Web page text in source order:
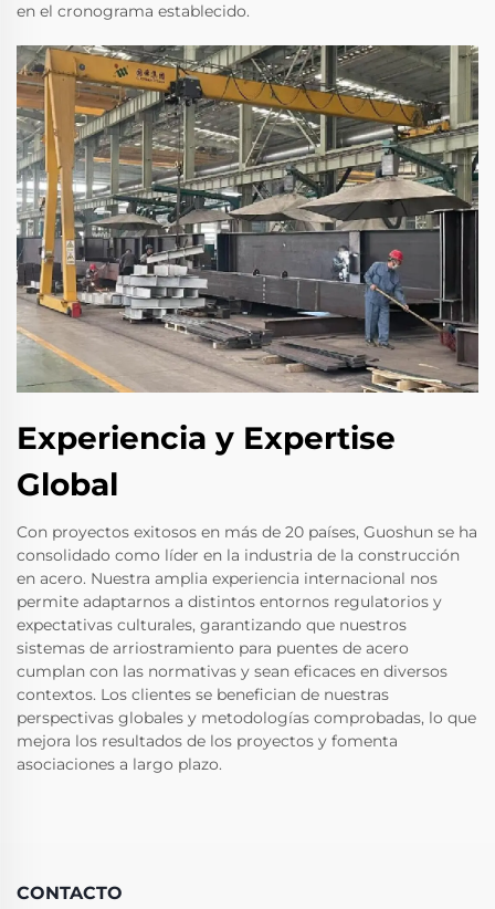
en el cronograma establecido.
Experiencia y Expertise
Global
Con proyectos exitosos en más de 20 países, Guoshun se ha
consolidado como líder en la industria de la construcción
en acero. Nuestra amplia experiencia internacional nos
permite adaptarnos a distintos entornos regulatorios y
expectativas culturales, garantizando que nuestros
sistemas de arriostramiento para puentes de acero
cumplan con las normativas y sean eficaces en diversos
contextos. Los clientes se benefician de nuestras
perspectivas globales y metodologías comprobadas, lo que
mejora los resultados de los proyectos y fomenta
asociaciones a largo plazo.
CONTACTO